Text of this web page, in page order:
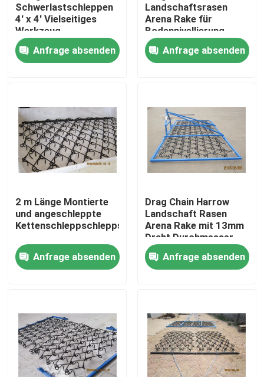
Haus
Videos
VR-Show
Fabrik-Ausflug
Qualitätskontrolle
Nachrichten
Fechten der geschweißten Masche
Schwerlastschleppen
4' x 4' Vielseitiges
Werkzeug
Anfrage absenden
Landschaftsrasen
Arena Rake für
Bodennivellierung
Breite 1-10m Auswahl
Anfrage absenden
2 m Länge Montierte
und angeschleppte
Anfrage absenden
Drag Chain Harrow
Landschaft Rasen
Arena Rake mit 13mm
Draht Durchmesser
Anfrage absenden